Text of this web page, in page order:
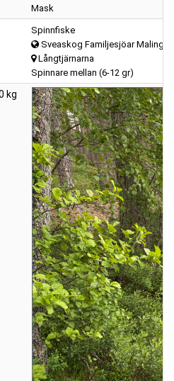
Mask
Spinnfiske
Sveaskog Familjesjöar
Långtjärnarna
Spinnare mellan (6-12 gr)
kg